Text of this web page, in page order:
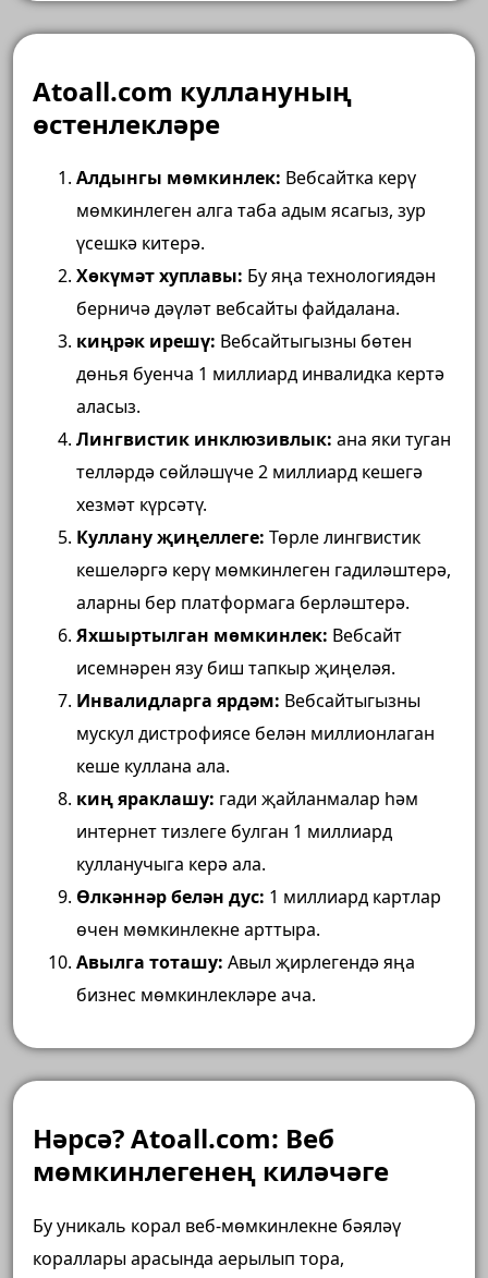
Atoall.com куллануның
өстенлекләре
Алдынгы мөмкинлек: Вебсайтка керү
мөмкинлеген алга таба адым ясагыз, зур
үсешкә китерә.
Хөкүмәт хуплавы: Бу яңа технологиядән
берничә дәүләт вебсайты файдалана.
киңрәк ирешү: Вебсайтыгызны бөтен
дөнья буенча 1 миллиард инвалидка кертә
аласыз.
Лингвистик инклюзивлык: ана ​​яки туган
телләрдә сөйләшүче 2 миллиард кешегә
хезмәт күрсәтү.
Куллану җиңеллеге: Төрле лингвистик
кешеләргә керү мөмкинлеген гадиләштерә,
аларны бер платформага берләштерә.
Яхшыртылган мөмкинлек: Вебсайт
исемнәрен язу биш тапкыр җиңеләя.
Инвалидларга ярдәм: Вебсайтыгызны
мускул дистрофиясе белән миллионлаган
кеше куллана ала.
киң яраклашу: гади җайланмалар һәм
интернет тизлеге булган 1 миллиард
кулланучыга керә ала.
Өлкәннәр белән дус: 1 миллиард картлар
өчен мөмкинлекне арттыра.
Авылга тоташу: Авыл җирлегендә яңа
бизнес мөмкинлекләре ача.
Нәрсә? Atoall.com: Веб
мөмкинлегенең киләчәге
Бу уникаль корал веб-мөмкинлекне бәяләү
кораллары арасында аерылып тора,